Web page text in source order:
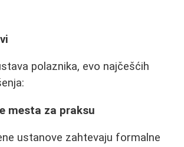
polaznika, evo najčešćih
mesta za praksu
ustanove zahtevaju formalne